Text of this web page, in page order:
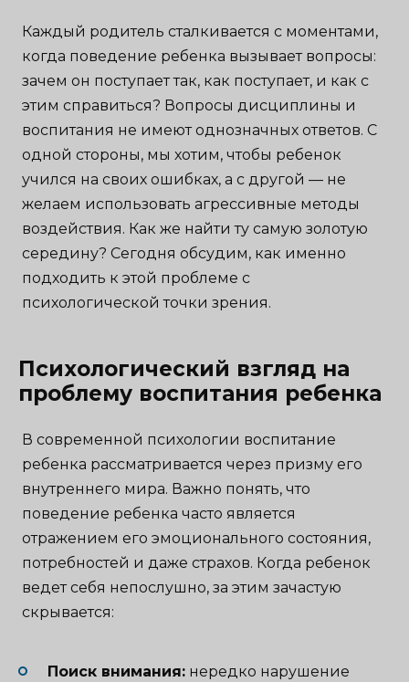
Каждый родитель сталкивается с моментами,
когда поведение ребенка вызывает вопросы:
зачем он поступает так, как поступает, и как с
этим справиться? Вопросы дисциплины и
воспитания не имеют однозначных ответов. С
одной стороны, мы хотим, чтобы ребенок
учился на своих ошибках, а с другой — не
желаем использовать агрессивные методы
воздействия. Как же найти ту самую золотую
середину? Сегодня обсудим, как именно
подходить к этой проблеме с
психологической точки зрения.
Психологический взгляд на
проблему воспитания ребенка
В современной психологии воспитание
ребенка рассматривается через призму его
внутреннего мира. Важно понять, что
поведение ребенка часто является
отражением его эмоционального состояния,
потребностей и даже страхов. Когда ребенок
ведет себя непослушно, за этим зачастую
скрывается:
Поиск внимания: нередко нарушение